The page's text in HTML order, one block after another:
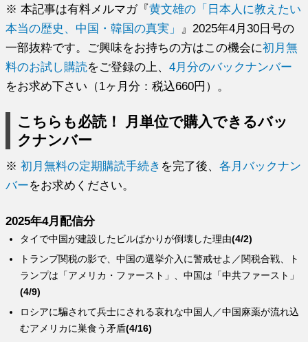
※ 本記事は有料メルマガ『黄文雄の「日本人に教えたい
本当の歴史、中国・韓国の真実」
』2025年4月30日号の
一部抜粋です。ご興味をお持ちの方はこの機会に初月無
料のお試し購読をご登録の上、4月分のバックナンバー
をお求め下さい（1ヶ月分：税込660円）。
こちらも必読！ 月単位で購入できるバッ
クナンバー
※初月無料の定期購読手続き を完了後、各月バックナン
バーをお求めください。
2025年4月配信分
ロシアに騙されて兵士にされる哀れな中国人／中国麻薬が流れ込
むアメリカに巣食う矛盾(4/16)
トランプ関税の影で、中国の選挙介入に警戒せよ／関税合戦、ト
ランプは「アメリカ・ファースト」、中国は「中共ファースト」
(4/9)
タイで中国が建設したビルばかりが倒壊した理由(4/2)